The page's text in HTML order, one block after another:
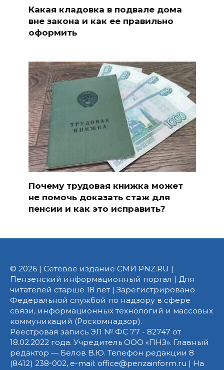
Какая кладовка в подвале дома
вне закона и как ее правильно
оформить
Почему трудовая книжка может
не помочь доказать стаж для
пенсии и как это исправить?
© 2026 | Сетевое издание СМИ PNZ.RU |
Пензенский информационный портал | Для
читателей старше 18 лет | Зарегистрировано
Федеральной службой по надзору в сфере
связи, информационных технологий и массовых
коммуникаций (Роскомнадзор).
Реестровая запись ЭЛ № ФС 77 - 82747 от
18.02.2022 года. Учредитель ООО «ПНЗ». Главный
редактор — Белов В.Ю. Телефон редакции 8
(8412) 238-002, e-mail: office@penzainform.ru | На